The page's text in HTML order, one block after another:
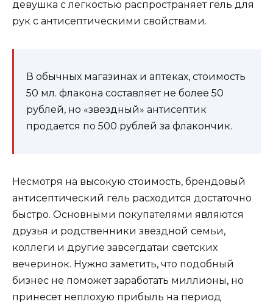
девушка с легкостью распространяет гель для
рук с антисептическими свойствами.
В обычных магазинах и аптеках, стоимость
50 мл. флакона составляет не более 50
рублей, но «звездный» антисептик
продается по 500 рублей за флакончик.
Несмотря на высокую стоимость, брендовый
антисептический гель расходится достаточно
быстро. Основными покупателями являются
друзья и родственники звездной семьи,
коллеги и другие завсегдатаи светских
вечеринок. Нужно заметить, что подобный
бизнес не поможет заработать миллионы, но
принесет неплохую прибыль на период